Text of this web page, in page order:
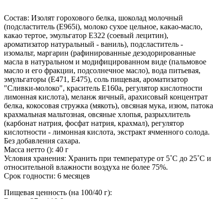
Состав: Изолят горохового белка, шоколад молочный
(подсластитель (Е965i), молоко сухое цельное, какао-масло,
какао тертое, эмульгатор E322 (соевый лецитин),
ароматизатор натуральный - ваниль), подсластитель -
изомальт, маргарин (рафинированные дезодорированные
масла в натуральном и модифицированном виде (пальмовое
масло и его фракции, подсолнечное масло), вода питьевая,
эмульгаторы (Е471, Е475), соль пищевая, ароматизатор
"Сливки-молоко", краситель Е160а, регулятор кислотности
лимонная кислота), меланж яичный, арахисовый концентрат
белка, кокосовая стружка (мякоть), овсяная мука, изюм, патока
крахмальная мальтозная, овсяные хлопья, разрыхлитель
(карбонат натрия, фосфат натрия, крахмал), регулятор
кислотности - лимонная кислота, экстракт ячменного солода.
Без добавления сахара.
Масса нетто (): 40 г
Условия хранения: Хранить при температуре от 5˚С до 25˚С и
относительной влажности воздуха не более 75%.
Срок годности: 6 месяцев
Пищевая ценность (на 100/40 г):